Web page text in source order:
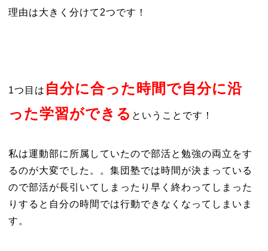
理由は大きく分けて2つです！
1つ目は 自分に合った時間で自分に沿
った学習ができる ということです！
私は運動部に所属していたので部活と勉強の両立をす
るのが大変でした。。集団塾では時間が決まっている
ので部活が長引いてしまったり早く終わってしまった
りすると自分の時間では行動できなくなってしまいま
す。